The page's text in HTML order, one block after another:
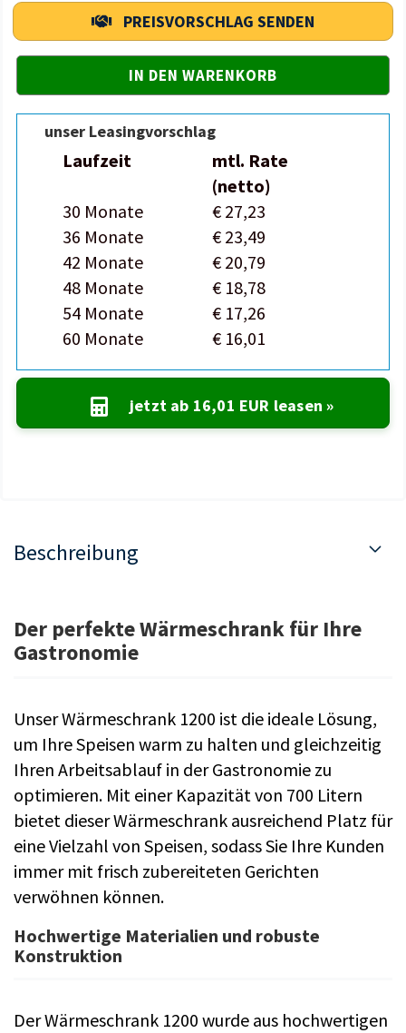
PREISVORSCHLAG SENDEN
unser Leasingvorschlag
Laufzeit
mtl. Rate
(netto)
30 Monate
€ 27,23
36 Monate
€ 23,49
42 Monate
€ 20,79
48 Monate
€ 18,78
54 Monate
€ 17,26
60 Monate
€ 16,01
jetzt ab 16,01 EUR leasen »
Beschreibung
Der perfekte Wärmeschrank für Ihre
Gastronomie
Unser Wärmeschrank 1200 ist die ideale Lösung,
um Ihre Speisen warm zu halten und gleichzeitig
Ihren Arbeitsablauf in der Gastronomie zu
optimieren. Mit einer Kapazität von 700 Litern
bietet dieser Wärmeschrank ausreichend Platz für
eine Vielzahl von Speisen, sodass Sie Ihre Kunden
immer mit frisch zubereiteten Gerichten
verwöhnen können.
Hochwertige Materialien und robuste
Konstruktion
Der Wärmeschrank 1200 wurde aus hochwertigen